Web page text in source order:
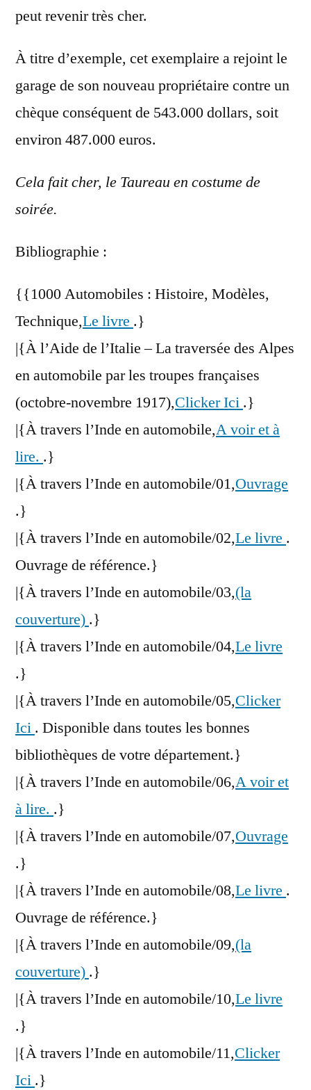
peut revenirtrès cher.
À titre d’exemple, cet exemplaire a rejoint le
garage de son nouveau propriétaire contre un
chèque conséquent de 543.000 dollars, soit
environ 487.000 euros.
Cela fait cher, le Taureau en costume de
soirée.
Bibliographie :
{{1000 Automobiles : Histoire, Modèles,
Technique,Le livre .}
|{À l’Aide de l’Italie – La traversée des Alpes
en automobile par les troupes françaises
(octobre-novembre 1917),Clicker Ici .}
|{À travers l’Inde en automobile,A voir et à
lire. .}
|{À travers l’Inde en automobile/01,Ouvrage
.}
|{À travers l’Inde en automobile/02,Le livre .
Ouvrage de référence.}
|{À travers l’Inde en automobile/03,(la
couverture) .}
|{À travers l’Inde en automobile/04,Le livre
.}
|{À travers l’Inde en automobile/05,Clicker
Ici . Disponible dans toutes les bonnes
bibliothèques de votre département.}
|{À travers l’Inde en automobile/06,A voir et
à lire. .}
|{À travers l’Inde en automobile/07,Ouvrage
.}
|{À travers l’Inde en automobile/08,Le livre .
Ouvrage de référence.}
|{À travers l’Inde en automobile/09,(la
couverture) .}
|{À travers l’Inde en automobile/10,Le livre
.}
|{À travers l’Inde en automobile/11,Clicker
Ici .}